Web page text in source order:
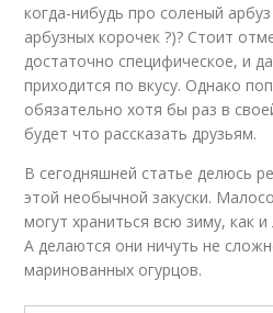
когда-нибудь про соленый
арбузных корочек ?)? Стоит
достаточно специфическое, и
приходится по вкусу. Однако
обязательно хотя бы раз в
будет что рассказать друзьям.
В сегодняшней статье делюсь
этой необычной закуски.
могут храниться всю зиму, как
А делаются они ничуть не
маринованных огурцов.